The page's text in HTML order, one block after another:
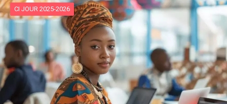
CI JOUR 2025-2026